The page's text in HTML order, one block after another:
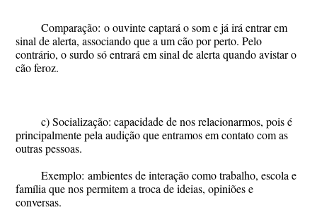
Comparação: o ouvinte captará o som e já irá entrar em
sinal de alerta, associando que a um cão por perto. Pelo
contrário, o surdo só entrará em sinal de alerta quando avistar o
cão feroz.
c) Socialização: capacidade de nos relacionarmos, pois é
principalmente pela audição que entramos em contato com as
outras pessoas.
Exemplo: ambientes de interação como trabalho, escola e
família que nos permitem a troca de ideias, opiniões e
conversas.